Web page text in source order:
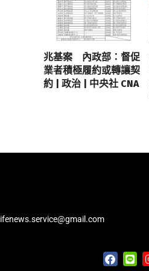
兆基案 內政部：督促
業者積極履約或轉讓契
約 | 政治 | 中央社 CNA
lifenews.service@gmail.com